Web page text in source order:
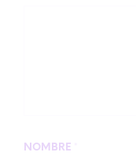
NOMBRE